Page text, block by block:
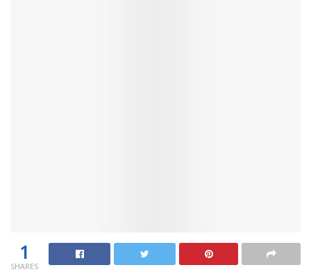
1
SHARES